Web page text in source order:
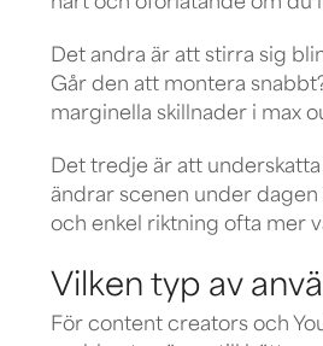
Det andra är att stirra sig
Går den att montera
marginella skillnader i max
Det tredje är att
ändrar scenen under
och enkel riktning ofta mer
Vilken typ av
För content creators och